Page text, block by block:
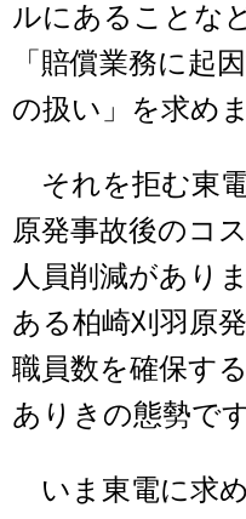
ルにあることな
「賠償業務に起
の扱い」を求め
それを拒む東
原発事故後のコ
人員削減があり
ある柏崎刈羽原
職員数を確保す
ありきの態勢です
いま東電に求